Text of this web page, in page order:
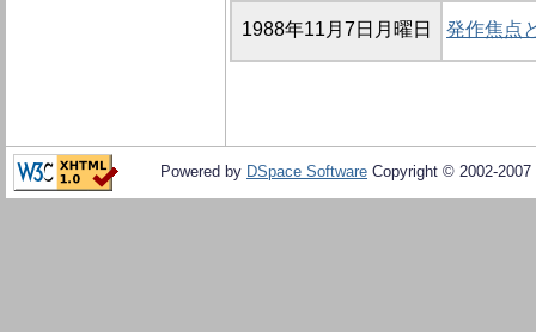
1988年11月7日月曜日 発作焦点
Powered by DSpace Software Copyright © 2002-2007